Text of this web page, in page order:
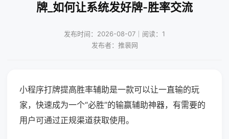
牌_如何让系统发好牌-胜率交流
发布时间：2026-08-07｜阅读：1
发布者：推裴网
小程序打牌提高胜率辅助是一款可以让一直输的玩
家，快速成为一个“必胜”的输赢辅助神器，有需要的
用户可通过正规渠道获取使用。